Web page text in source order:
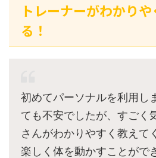
トレーナーがわかり
る！
初めてパーソナルを利用し
ても不安でしたが、すごく
さんがわかりやすく教えて
楽しく体を動かすことがで